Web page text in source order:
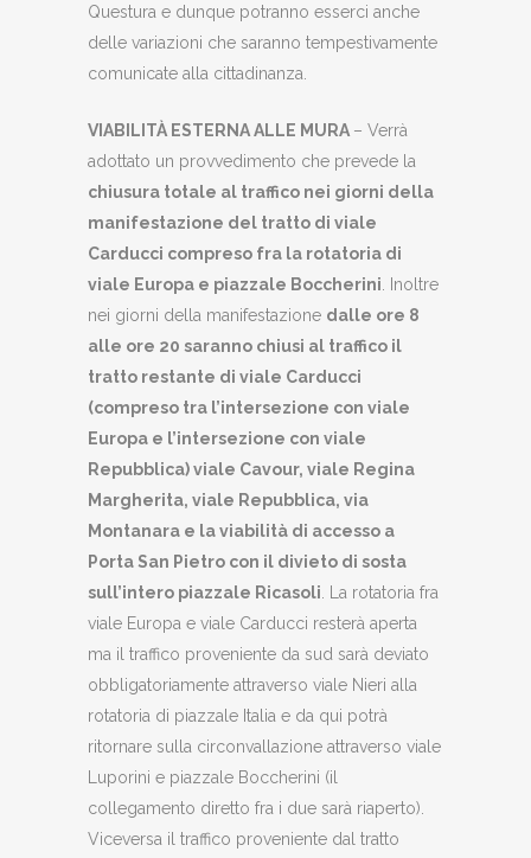
Questura e dunque potranno esserci anche
delle variazioni che saranno tempestivamente
comunicate alla cittadinanza.
VIABILITÀ ESTERNA ALLE MURA – Verrà
adottato un provvedimento che prevede la
chiusura totale al traffico nei giorni della
manifestazione del tratto di viale
Carducci compreso fra la rotatoria di
viale Europa e piazzale Boccherini . Inoltre
nei giorni della manifestazione dalle ore 8
alle ore 20 saranno chiusi al traffico il
tratto restante di viale Carducci
(compreso tra l’intersezione con viale
Europa e l’intersezione con viale
Repubblica) viale Cavour, viale Regina
Margherita, viale Repubblica, via
Montanara e la viabilità di accesso a
Porta San Pietro con il divieto di sosta
sull’intero piazzale Ricasoli . La rotatoria fra
viale Europa e viale Carducci resterà aperta
ma il traffico proveniente da sud sarà deviato
obbligatoriamente attraverso viale Nieri alla
rotatoria di piazzale Italia e da qui potrà
ritornare sulla circonvallazione attraverso viale
Luporini e piazzale Boccherini (il
collegamento diretto fra i due sarà riaperto).
Viceversa il traffico proveniente dal tratto